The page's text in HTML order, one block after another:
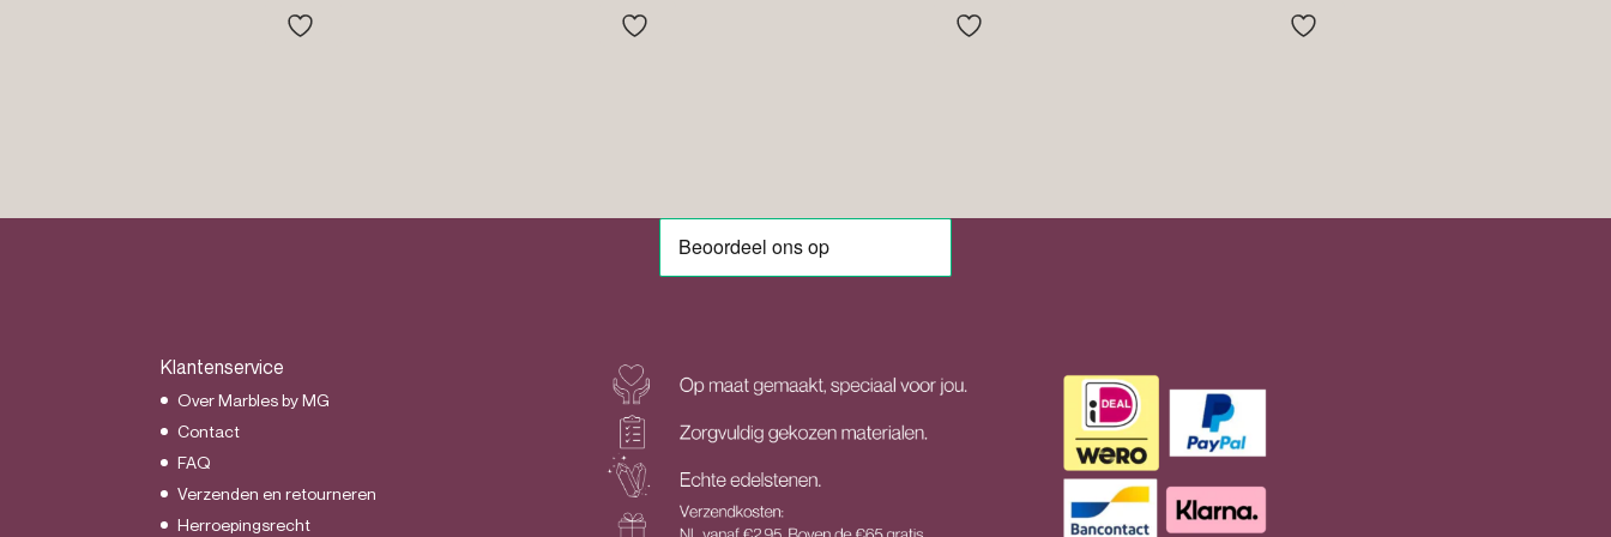
tot
tot
tot
Klantenservice
Over Marbles by MG
Contact
FAQ
Verzenden en retourneren
Herroepingsrecht